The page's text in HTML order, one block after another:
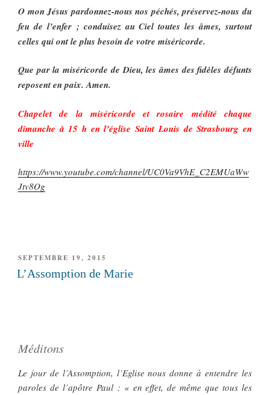
O mon Jésus pardonnez-nous nos péchés, préservez-nous du
feu de l’enfer ; conduisez au Ciel toutes les âmes, surtout
celles qui ont le plus besoin de votre miséricorde.
Que par la miséricorde de Dieu, les âmes des fidèles défunts
reposent en paix. Amen.
Chapelet de la miséricorde et rosaire médité chaque
dimanche à 15 h en l’église Saint Louis de Strasbourg en
ville
https://www.youtube.com/channel/UC0Va9VhE_C2EMUaWw
Jtv8Og
PUBLIÉ
LE
SEPTEMBRE 19, 2015
L’Assomption de Marie
Méditons
Le jour de l’Assomption, l’Eglise nous donne à entendre les
paroles de l’apôtre Paul : « en effet, de même que tous les